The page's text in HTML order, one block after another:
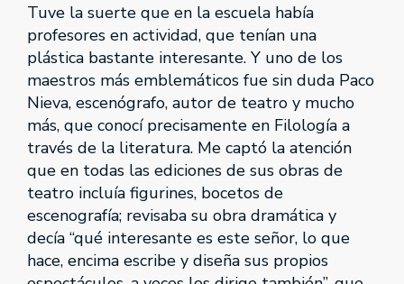
Tuve la suerte que en la escuela había
profesores en actividad, que tenían una
plástica bastante interesante. Y uno de los
maestros más emblemáticos fue sin duda Paco
Nieva, escenógrafo, autor de teatro y mucho
más, que conocí precisamente en Filología a
través de la literatura. Me captó la atención
que en todas las ediciones de sus obras de
teatro incluía figurines, bocetos de
escenografía; revisaba su obra dramática y
decía “qué interesante es este señor, lo que
hace, encima escribe y diseña sus propios